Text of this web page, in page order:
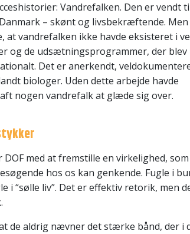
Vandrefalken. Den er vendt
– skønt og livsbekræftende.
at vandrefalken ikke havde eksisteret i
og de udsætningsprogrammer, der blev
Det er anerkendt,
biologer. Uden dette arbejde havde
nogen vandrefalk at glæde sig over.
med at fremstille en virkelighed,
hos os kan genkende. Fugle i
i “sølle liv”. Det er effektiv retorik, men
de aldrig nævner det stærke bånd, der i